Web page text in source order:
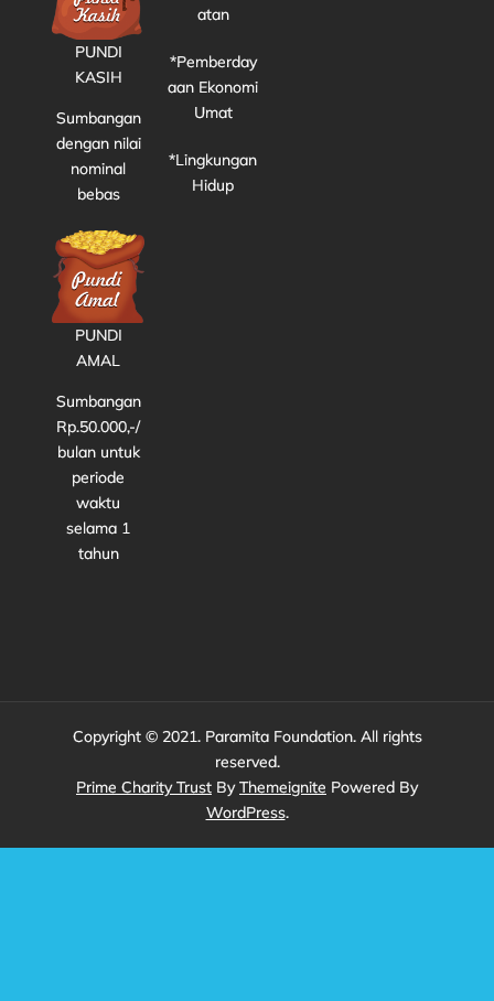
PUNDI
KASIH
Sumbangan
dengan nilai
nominal
bebas
PUNDI
AMAL
Sumbangan
Rp.50.000,-/
bulan untuk
periode
waktu
selama 1
tahun
atan
*Pemberday
aan Ekonomi
Umat
*Lingkungan
Hidup
Copyright © 2021. Paramita Foundation. All rights
reserved.
Prime Charity Trust ByThemeignite Powered By
WordPress.